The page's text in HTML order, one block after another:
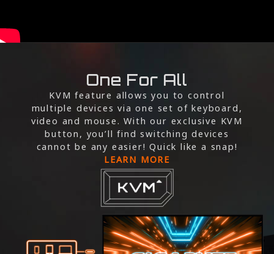
One For All
KVM feature allows you to control
multiple devices via one set of keyboard,
video and mouse. With our exclusive KVM
button, you’ll find switching devices
cannot be any easier! Quick like a snap!
LEARN MORE